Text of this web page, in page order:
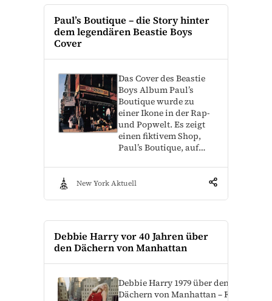
Paul’s Boutique – die Story hinter
dem legendären Beastie Boys
Cover
Das Cover des Beastie
Boys Album Paul’s
Boutique wurde zu
einer Ikone in der Rap-
und Popwelt. Es zeigt
einen fiktivem Shop,
Paul’s Boutique, auf…
New York Aktuell
Debbie Harry vor 40 Jahren über
den Dächern von Manhattan
Debbie Harry 1979 über den
Dächern von Manhattan – Foto –